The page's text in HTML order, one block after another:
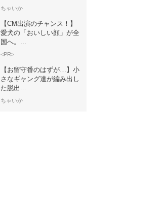
ちゃいか
【CM出演のチャンス！】
愛犬の「おいしい顔」が全
国へ。...
<PR>
【お留守番のはずが…】小
さなギャング達が編み出し
た脱出...
ちゃいか